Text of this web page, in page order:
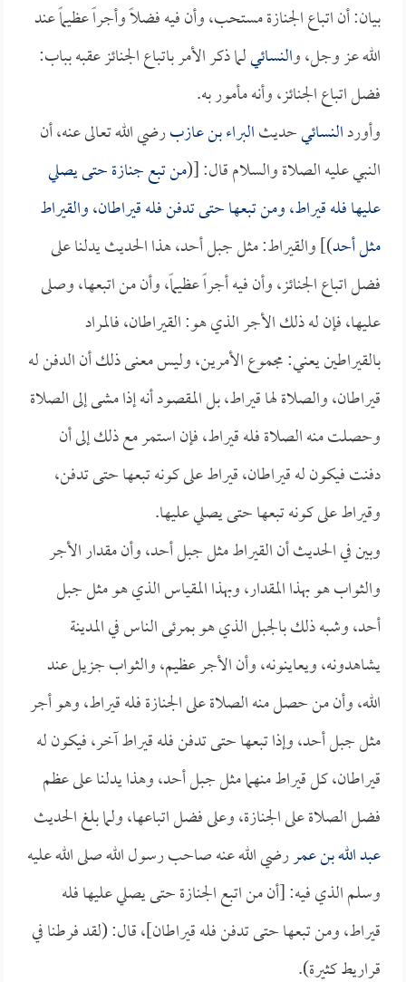
بيان: أن اتباع الجنازة مستحب، وأن فيه فضلاً وأجراً عظيماً عند
الله عز وجل، والنسائيلما ذكر الأمر باتباع الجنائز عقبه بباب:
فضل اتباع الجنائز، وأنه مأمور به.
وأوردالنسائيحديثالبراء بن عازبرضي الله تعالى عنه، أن
النبي عليه الصلاة والسلام قال: [(من تبع جنازة حتى يصلي
عليها فله قيراط، ومن تبعها حتى تدفن فله قيراطان، والقيراط
مثل أحد)] والقيراط: مثل جبل أحد، هذا الحديث يدلنا على
فضل اتباع الجنائز، وأن فيه أجراً عظيماً، وأن من اتبعها، وصلى
عليها، فإن له ذلك الأجر الذي هو: القيراطان، فالمراد
بالقيراطين يعني: مجموع الأمرين، وليس معنى ذلك أن الدفن له
قيراطان، والصلاة لها قيراط، بل المقصود أنه إذا مشى إلى الصلاة
وحصلت منه الصلاة فله قيراط، فإن استمر مع ذلك إلى أن
دفنت فيكون له قيراطان، قيراط على كونه تبعها حتى تدفن،
وقيراط على كونه تبعها حتى يصلي عليها.
وبين في الحديث أن القيراط مثل جبل أحد، وأن مقدار الأجر
والثواب هو بهذا المقدار، وبهذا المقياس الذي هو مثل جبل
أحد، وشبه ذلك بالجبل الذي هو بمرئى الناس في المدينة
يشاهدونه، ويعاينونه، وأن الأجر عظيم، والثواب جزيل عند
الله، وأن من حصل منه الصلاة على الجنازة فله قيراط، وهو أجر
مثل جبل أحد، وإذا تبعها حتى تدفن فله قيراط آخر، فيكون له
قيراطان، كل قيراط منهما مثل جبل أحد، وهذا يدلنا على عظم
فضل الصلاة على الجنازة، وعلى فضل اتباعها، ولما بلغ الحديث
عبد الله بن عمررضي الله عنه صاحب رسول الله صلى الله عليه
وسلم الذي فيه: [أن من اتبع الجنازة حتى يصلي عليها فله
قيراط، ومن تبعها حتى تدفن فله قيراطان]، قال: (لقد فرطنا في
قراريط كثيرة).